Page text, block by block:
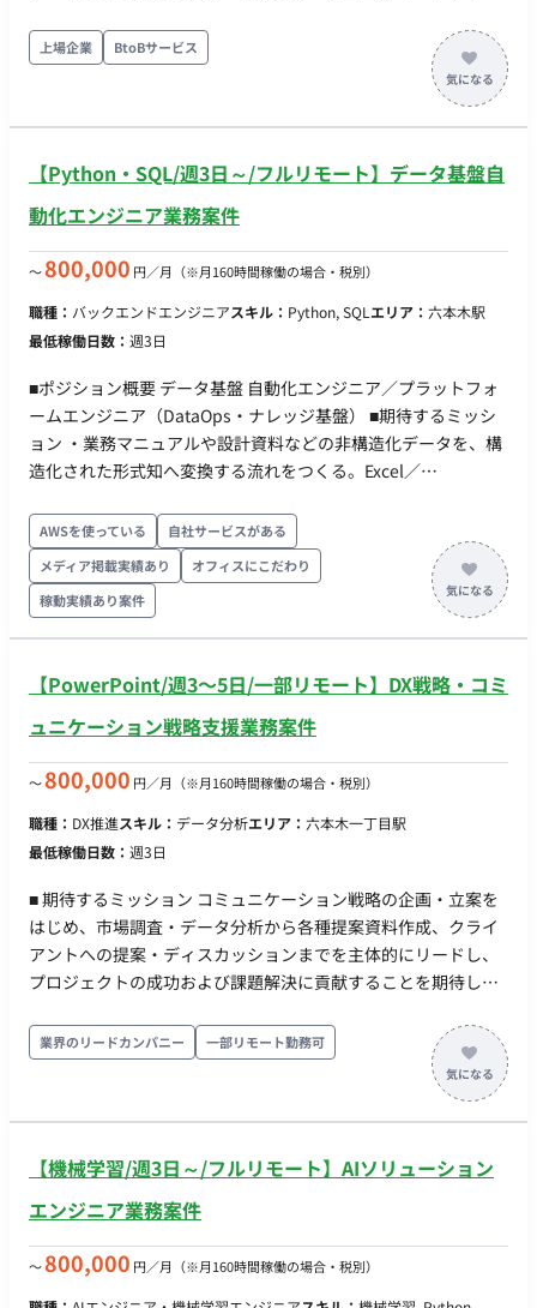
人物像 ・業務のルールが言語化されていない状態から、ヒアリ
ングとデータで構造を立ち上げることを面白がれる。 ・「AIに
全部やらせる」ではなく、人が承認する前提で、どこまで自動
化するかを設計から考えられる。 ・自分で手を動かしつつ、イ
化した業務が仕組みに置き換わっていく過程に、手応えを感じ
られる。 ■働き方 ・参画日：即日 ・勤務日数 ：月112時間以上
・PC貸与(Mac) ・基本フルリモートだが、必要に応じて出社い
ただけるとありがたいです。
タの分析、ダッシュボード化を行っていただきます。 また、
CRMツールを用いたシナリオ作成やモニタリング指標の定義、
運用に向けた提案を行っていただきます。 【要件定義・設計・
実装・保守運用】 ・社内データベースからのデータ抽出および
およびKPIの整理・定義 ・CRMツールを活用したシナリオ作成
に向けたダッシュボード化の推進 ■働き方 ・ 稼働量：週5日 ・
上場企業 BtoBサービス
【Python・SQL/週3日～/フルリモート】データ基盤自
動化エンジニア業務案件
〜800,000 円／月 （※月160時間稼働の場合・税別）
職種： バックエンドエンジニアスキル： Python, SQL エリア： 六本木駅
最低稼働日数： 週3日
■ポジション概要 データ基盤 自動化エンジニア／プラットフォ
ームエンジニア（DataOps・ナレッジ基盤） ■期待するミッシ
ョン ・業務マニュアルや設計資料などの非構造化データを、構
造化された形式知へ変換する流れをつくる。Excel／
を、機械可読な形へ落とし、基盤へ継続的に反映する。 ・形式
知をオントロジー／セマンティックモデル、AIが参照・実行で
きるスキルの形で蓄積し、人と機械の双方が再利用できる資産
に育てる。 ・GitHub Actions を軸に、データ基盤
（Databricks）の構成管理・デプロイを自動化し、手作業に依
って終わりにしない」——検証・構築から運用・ナレッジ化・
他PJへの横展開までを自分ごとで完遂する。 ■業務内容 ・非構
PowerPoint／Word／PDF の業務マニュアル・設計資料から、
組みを、検証を経たうえで構築する。LLM を用いた抽出の精度
評価と、人の確認を挟む経路の設計を含む。 ・形式知の蓄積設
を、用語間の関係を持つオントロジー／セマンティックモデル
として整理し、AI が参照・実行できるスキルの形に蓄積して再
利用可能にする。 ・定義データの取り込み経路の構築：構造化
された定義を、構文・重複・整合性のチェックを通してから基
盤へ安全に取り込む流れを、コードとして実装する。 ・CI/CD
パイプラインの実装：GitHub Actions で、定義ファイル
（YAML）の検証からデータ基盤への反映・デプロイまでを自動
AI機能の設定変更をコードで管理・適用する。 ・展開・ナレッ
ハマりどころをドキュメント化する。 ・技術的切り分け支援：
基盤側（Databricks）起因と自社実装起因を切り分け、ベンダ
ー相談の論点・必要情報を整理する。 ※現在弊社経由で10名の
方に参画いただいている企業様です。 ■求める人物像 ・手作業
AWSを使っている
自社サービスがある
メディア掲載実績あり
オフィスにこだわり
稼動実績あり案件
【PowerPoint/週3〜5日/一部リモート】DX戦略・コミ
ュニケーション戦略支援業務案件
〜800,000 円／月 （※月160時間稼働の場合・税別）
職種： DX推進スキル： データ分析エリア： 六本木一丁目駅
最低稼働日数： 週3日
■ 期待するミッション コミュニケーション戦略の企画・立案を
はじめ、市場調査・データ分析から各種提案資料作成、クライ
アントへの提案・ディスカッションまでを主体的にリードし、
プロジェクトの成功および課題解決に貢献することを期待して
画・立案】 ・クライアント課題に対する戦略全体の企画および
立案 【市場調査・データ分析および改善提案】 ・デスクリサー
チ、定性・定量調査、ソーシャルリスニング等を活用した各種
データ分析および改善提案の策定 【提案資料・レポート作成お
ポート作成 ・クライアントに対する提案・報告およびディスカ
ッション、ファシリテーションの実施 ■ 働き方 ・ 稼働量：週
2回程度クライアント先訪問の可能性あり）
業界のリードカンパニー 一部リモート勤務可
【機械学習/週3日～/フルリモート】AIソリューション
エンジニア業務案件
〜800,000 円／月 （※月160時間稼働の場合・税別）